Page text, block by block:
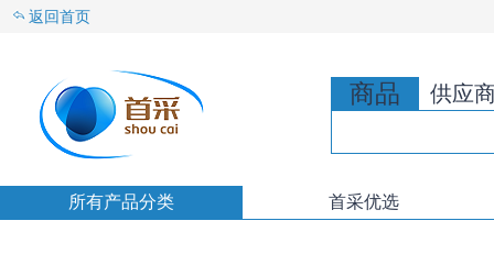
返回首页
商品 供应
所有产品分类 首采优选